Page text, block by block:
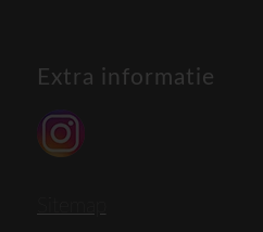
Extra informatie